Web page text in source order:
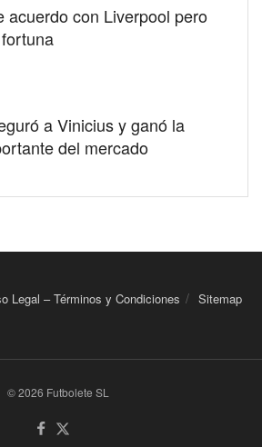
acuerdo con Liverpool pero
a Vinicius y ganó la
del mercado
Legal – Términos y Condiciones Sitemap
© 2026 Futbolete SL